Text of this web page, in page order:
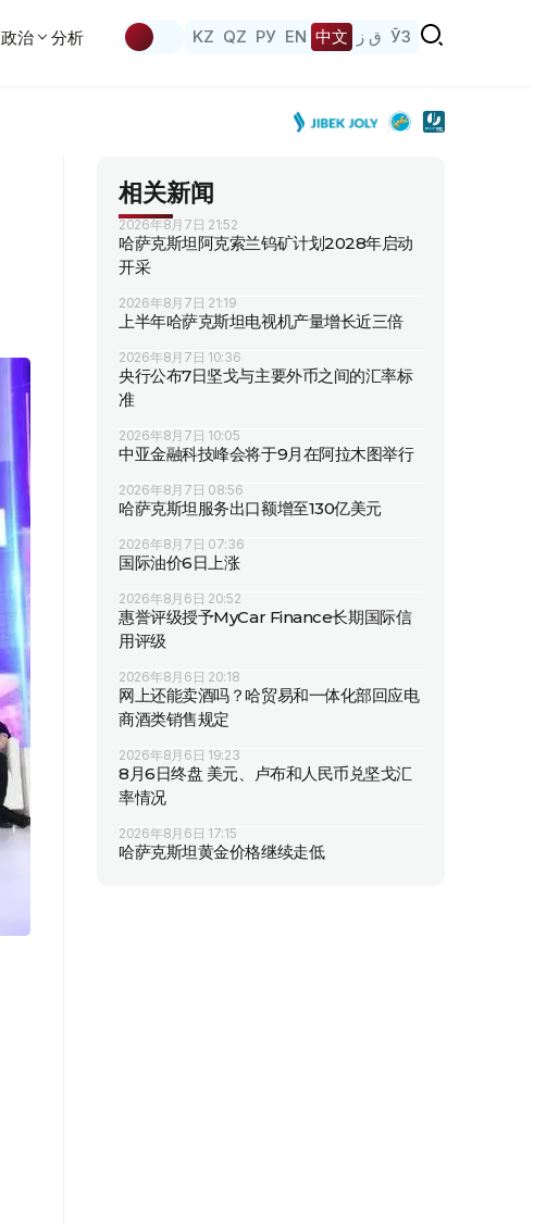
政治 分析 KZ QZ РУ EN 中文 ق ز ЎЗ
相关新闻
2026年8月7日 21:52
哈萨克斯坦阿克索兰钨矿计划2028年启动
开采
2026年8月7日 21:19
上半年哈萨克斯坦电视机产量增长近三倍
2026年8月7日 10:36
央行公布7日坚戈与主要外币之间的汇率标
准
2026年8月7日 10:05
中亚金融科技峰会将于9月在阿拉木图举行
2026年8月7日 08:56
哈萨克斯坦服务出口额增至130亿美元
2026年8月7日 07:36
国际油价6日上涨
2026年8月6日 20:52
惠誉评级授予MyCar Finance长期国际信
用评级
2026年8月6日 20:18
网上还能卖酒吗？哈贸易和一体化部回应电
商酒类销售规定
2026年8月6日 19:23
8月6日终盘 美元、卢布和人民币兑坚戈汇
率情况
2026年8月6日 17:15
哈萨克斯坦黄金价格继续走低